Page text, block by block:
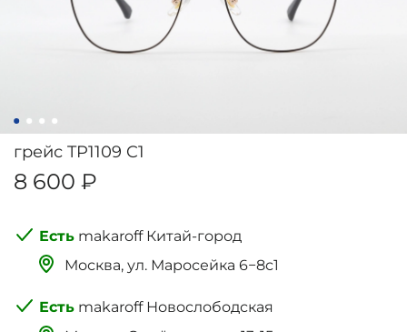
грейс TP1109 C1
8 600 ₽
makaroff Китай-город
Москва, ‌‌‌‌ул. Маросейка 6−8с1
makaroff Новослободская